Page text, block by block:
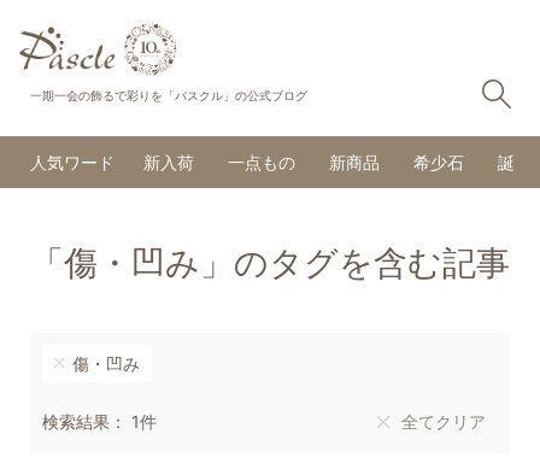
一期一会の飾るで彩りを「パスクル」の公式ブログ
人気ワード 新入荷 一点もの 新商品 希少石 誕生
「傷・凹み」のタグを含む記事
傷・凹み
検索結果： 1件 全てクリア